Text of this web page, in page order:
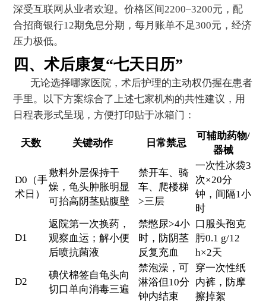
深受互联网从业者欢迎。价格区间2200–3200元，配
合招商银行12期免息分期，每月账单不足300元，经济
压力极低。
四、术后康复“七天日历”
无论选择哪家医院，术后护理的主动权仍握在患者
手里。以下方案综合了上述七家机构的共性建议，用
日程表形式呈现，方便打印贴于冰箱门：
天数 关键动作 日常禁忌
可辅助药物/
器械
D0（手
术日）
敷料外层保持干
燥，龟头肿胀明显
可抬高阴茎贴腹壁
禁开车、骑
车、爬楼梯
>三层
一次性冰袋3
次×20分
钟，间隔1小
时
D1
返院第一次换药，
观察血运；解小便
后喷抗菌液
禁憋尿>4小
时，防阴茎
反复充血
口服头孢克
肟0.1 g/12
h×2天
D2
碘伏棉签自龟头向
切口单向消毒三遍
禁泡澡，可
淋浴但10分
钟内结束
穿一次性纸
内裤，防摩
擦掉絮